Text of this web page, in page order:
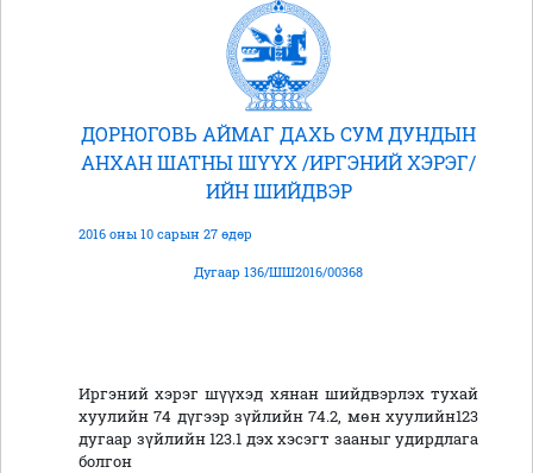
ДОРНОГОВЬ АЙМАГ ДАХЬ СУМ ДУНДЫН
АНХАН ШАТНЫ ШҮҮХ /ИРГЭНИЙ ХЭРЭГ/
ИЙН ШИЙДВЭР
2016 оны 10 сарын 27 өдөр
Дугаар 136/ШШ2016/00368
Иргэний хэрэг шүүхэд хянан шийдвэрлэх тухай
хуулийн 74 дүгээр зүйлийн 74.2, мөн хуулийн123
дугаар зүйлийн 123.1 дэх хэсэгт зааныг удирдлага
болгон